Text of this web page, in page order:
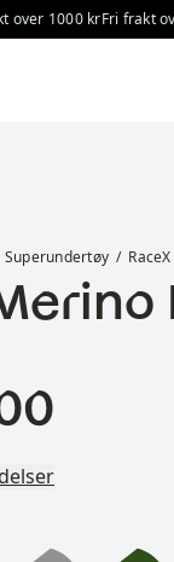
1000 krFri frakt
Superundertøy